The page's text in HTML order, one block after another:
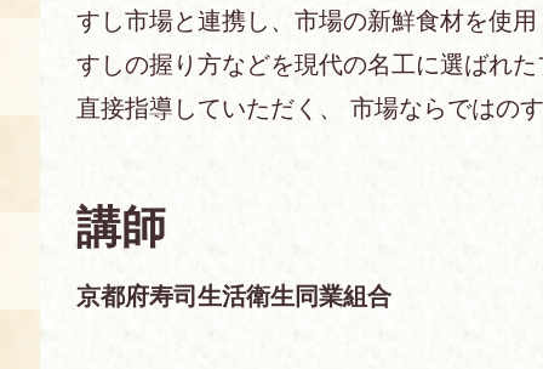
当館について
京の食文化について
アクセス
募集中の教室
すし市場と連携し、市場の新鮮食材を使用
すしの握り方などを現代の名工に選ばれ
直接指導していただく、 市場ならではの
講師
京都府寿司生活衛生同業組合